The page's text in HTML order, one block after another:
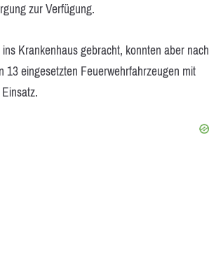
zur Verfügung.
Krankenhaus gebracht, konnten aber nach
eingesetzten Feuerwehrfahrzeugen mit